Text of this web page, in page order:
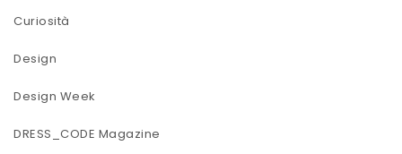
Curiosità
Design
Design Week
DRESS_CODE Magazine